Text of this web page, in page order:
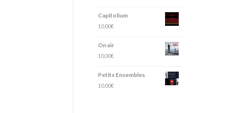
Capitolium
10,00€
On air
10,00€
Petits Ensembles
10,00€